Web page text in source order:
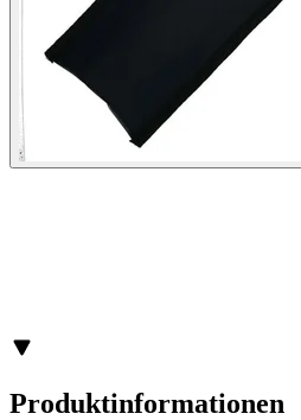
Produktinformationen